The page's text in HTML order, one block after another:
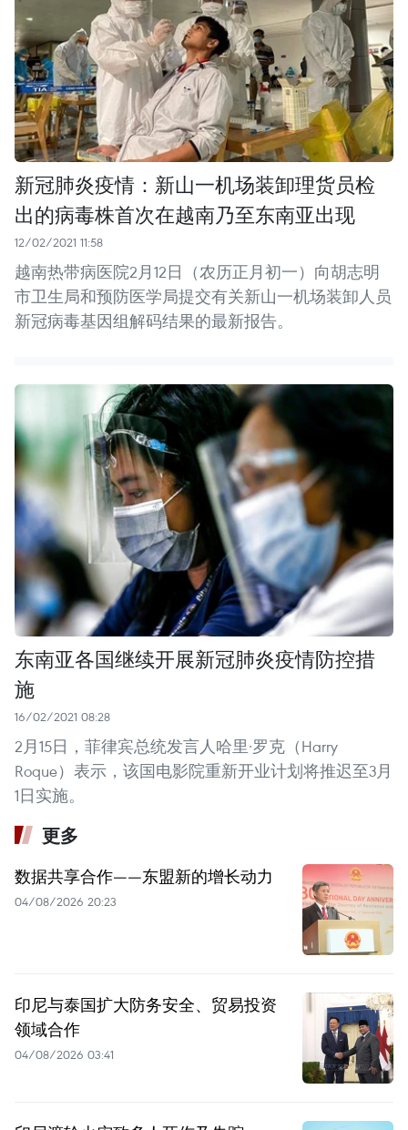
新冠肺炎疫情：新山一机场装卸理货员检
出的病毒株首次在越南乃至东南亚出现
12/02/2021 11:58
越南热带病医院2月12日（农历正月初一）向胡志明
市卫生局和预防医学局提交有关新山一机场装卸人员
新冠病毒基因组解码结果的最新报告。
东南亚各国继续开展新冠肺炎疫情防控措
施
16/02/2021 08:28
2月15日，菲律宾总统发言人哈里·罗克（Harry
Roque）表示，该国电影院重新开业计划将推迟至3月
1日实施。
更多
数据共享合作——东盟新的增长动力
04/08/2026 20:23
印尼与泰国扩大防务安全、贸易投资
领域合作
04/08/2026 03:41